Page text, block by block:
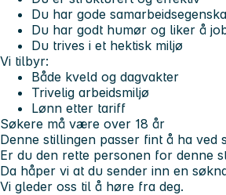
Du har gode
Du har godt humør og liker å
Du trives i et hektisk miljø
Vi tilbyr:
Både kveld og dagvakter
Trivelig arbeidsmiljø
Lønn etter tariff
Søkere må være over 18 år
Denne stillingen passer fint å ha ved
Er du den rette personen for denne
Da håper vi at du sender inn en
Vi gleder oss til å høre fra deg.